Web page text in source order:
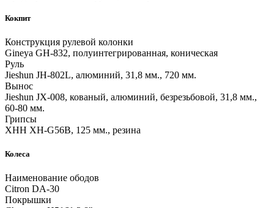
Кокпит
Конструкция рулевой колонки
Gineya GH-832, полуинтегрированная, коническая
Руль
Jieshun JH-802L, алюминий, 31,8 мм., 720 мм.
Вынос
Jieshun JX-008, кованый, алюминий, безрезьбовой, 31,8 мм.,
60-80 мм.
Грипсы
XHH XH-G56B, 125 мм., резина
Колеса
Наименование ободов
Citron DA-30
Покрышки